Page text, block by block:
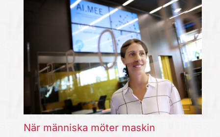
När människa möter maskin